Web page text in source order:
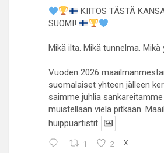
KIITOS TÄSTÄ
SUOMI!
Mikä ilta. Mikä tunnelma. Mikä
Vuoden 2026
suomalaiset yhteen jälleen
saimme juhlia
muistellaan vielä pitkään.
huippuartistit
1 2 X